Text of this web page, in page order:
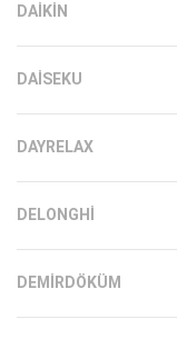
DAIKIN
DAISEKU
DAYRELAX
DELONGHI
DEMIRDÖKÜM